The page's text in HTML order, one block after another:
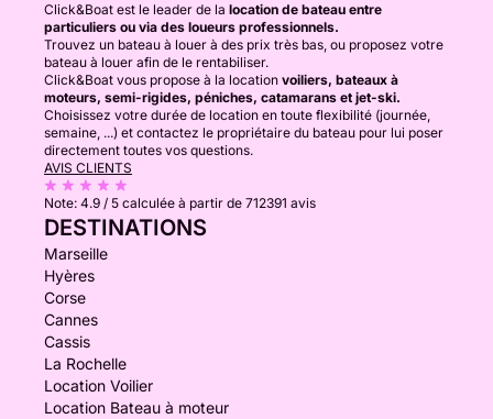
Click&Boat est le leader de la location de bateau entre
particuliers ou via des loueurs professionnels.
Trouvez un bateau à louer à des prix très bas, ou proposez votre
bateau à louer afin de le rentabiliser.
Click&Boat vous propose à la location voiliers, bateaux à
moteurs, semi-rigides, péniches, catamarans et jet-ski.
Choisissez votre durée de location en toute flexibilité (journée,
semaine, ...) et contactez le propriétaire du bateau pour lui poser
directement toutes vos questions.
AVIS CLIENTS
Note: 4.9 / 5 calculée à partir de 712391 avis
DESTINATIONS
Marseille
Hyères
Corse
Cannes
Cassis
La Rochelle
Location Voilier
Location Bateau à moteur